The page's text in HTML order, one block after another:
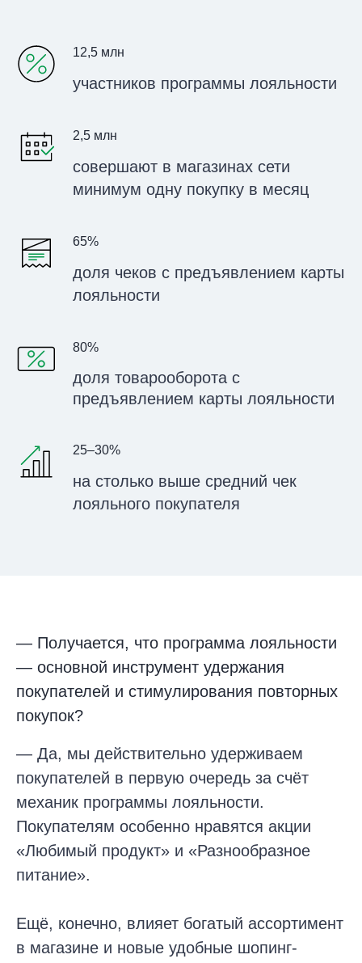
12,5 млн
участников программы лояльности
2,5 млн
совершают в магазинах сети
минимум одну покупку в месяц
65%
доля чеков с предъявлением карты
лояльности
80%
доля товарооборота с
предъявлением карты лояльности
25–30%
на столько выше средний чек
лояльного покупателя
— Получается, что программа лояльности
— основной инструмент удержания
покупателей и стимулирования повторных
покупок?
— Да, мы действительно удерживаем
покупателей в первую очередь за счёт
механик программы лояльности.
Покупателям особенно нравятся акции
«Любимый продукт» и «Разнообразное
питание».
Ещё, конечно, влияет богатый ассортимент
в магазине и новые удобные шопинг-